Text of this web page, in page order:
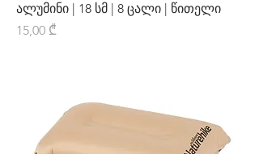
ალუმინი | 18 სმ | 8 ცალი | წითელი
Price
15,00 ₾